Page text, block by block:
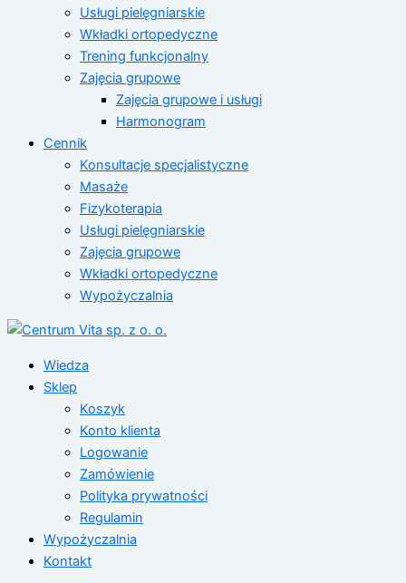
Usługi pielęgniarskie
Wkładki ortopedyczne
Trening funkcjonalny
Zajęcia grupowe
Zajęcia grupowe i usługi
Harmonogram
Cennik
Konsultacje specjalistyczne
Masaże
Fizykoterapia
Usługi pielęgniarskie
Zajęcia grupowe
Wkładki ortopedyczne
Wypożyczalnia
Wiedza
Sklep
Koszyk
Konto klienta
Logowanie
Zamówienie
Polityka prywatności
Regulamin
Wypożyczalnia
Kontakt